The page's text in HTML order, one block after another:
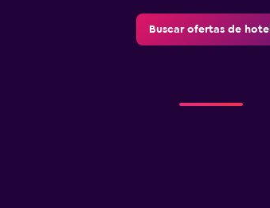
Buscar ofertas de hotel